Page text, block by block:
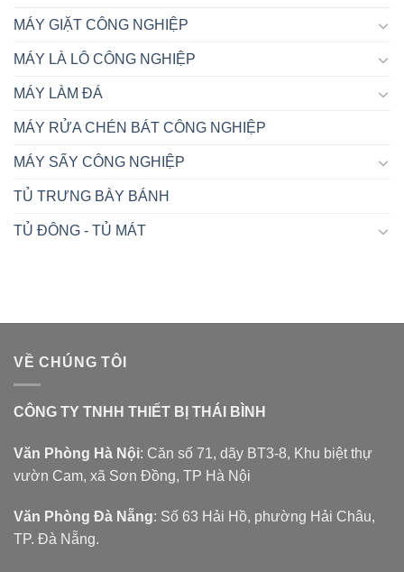
MÁY GIẶT CÔNG NGHIỆP
MÁY LÀ LÔ CÔNG NGHIỆP
MÁY LÀM ĐÁ
MÁY RỬA CHÉN BÁT CÔNG NGHIỆP
MÁY SẤY CÔNG NGHIỆP
TỦ TRƯNG BÀY BÁNH
TỦ ĐÔNG - TỦ MÁT
VỀ CHÚNG TÔI
CÔNG TY TNHH THIẾT BỊ THÁI BÌNH
Văn Phòng Hà Nội: Căn số 71, dãy BT3-8, Khu biệt thự
vườn Cam, xã Sơn Đồng, TP Hà Nội
Văn Phòng Đà Nẵng: Số 63 Hải Hồ, phường Hải Châu,
TP. Đà Nẵng.